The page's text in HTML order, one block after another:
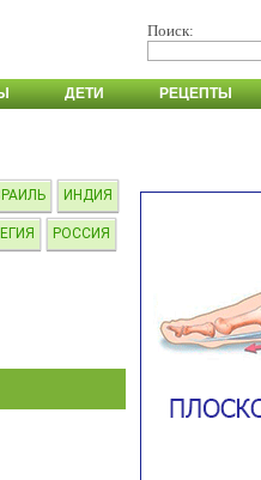
Поиск:
ДЕТИ РЕЦЕПТЫ
ИНДИЯ
РОССИЯ